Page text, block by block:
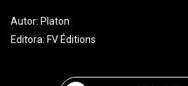
Autor: Platon
Editora: FV Éditions